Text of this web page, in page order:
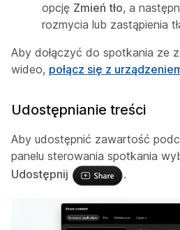
opcję Zmień tło, a
rozmycia lub zastąpienia
Aby dołączyć do spotkania ze
wideo, połącz się z
Udostępnianie treści
Aby udostępnić zawartość
panelu sterowania spotkania
Udostępnij
.